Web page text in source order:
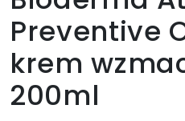
Preventive
krem
200ml